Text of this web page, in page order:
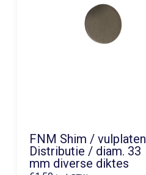
FNM Shim / vulplaten
Distributie / diam. 33
mm diverse diktes